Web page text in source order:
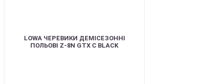
LOWA ЧЕРЕВИКИ ДЕМІСЕЗОННІ
ПОЛЬОВІ Z-8N GTX C BLACK